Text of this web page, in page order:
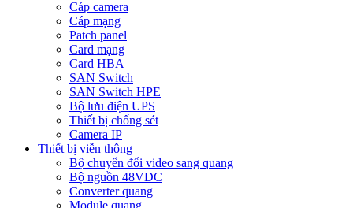
Cáp camera
Cáp mạng
Patch panel
Card mạng
Card HBA
SAN Switch
SAN Switch HPE
Bộ lưu điện UPS
Thiết bị chống sét
Camera IP
Thiết bị viễn thông
Bộ chuyển đổi video sang quang
Bộ nguồn 48VDC
Converter quang
Module quang